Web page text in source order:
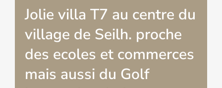
Jolie villa T7 au centre du
village de Seilh. proche
des ecoles et commerces
mais aussi du Golf